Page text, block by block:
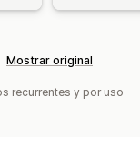
Mostrar original
recurrentes y por uso